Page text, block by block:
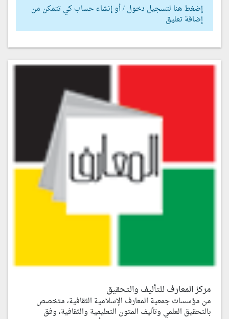
إضغط هنا لتسجيل دخول / أو إنشاء حساب كي تتمكن من
إضافة تعليق
مركز المعارف للتأليف والتحقيق
من مؤسسات جمعية المعارف الإسلامية الثقافية، متخصص
بالتحقيق العلمي وتأليف المتون التعليمية والثقافية، وفق